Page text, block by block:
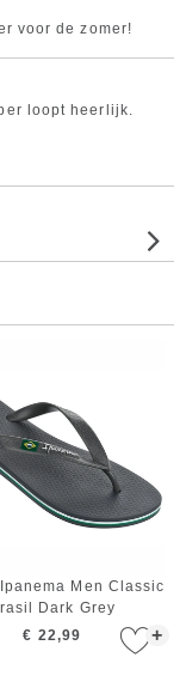
voor de zomer!
loopt heerlijk.
+
Men Classic
Dark Grey
€ 22,99